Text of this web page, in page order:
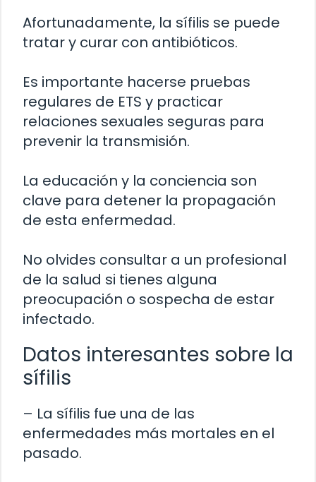
Afortunadamente, la sífilis se puede
tratar y curar con antibióticos.
Es importante hacerse pruebas
regulares de ETS y practicar
relaciones sexuales seguras para
prevenir la transmisión.
La educación y la conciencia son
clave para detener la propagación
de esta enfermedad.
No olvides consultar a un profesional
de la salud si tienes alguna
preocupación o sospecha de estar
infectado.
Datos interesantes sobre la
sífilis
– La sífilis fue una de las
enfermedades más mortales en el
pasado.